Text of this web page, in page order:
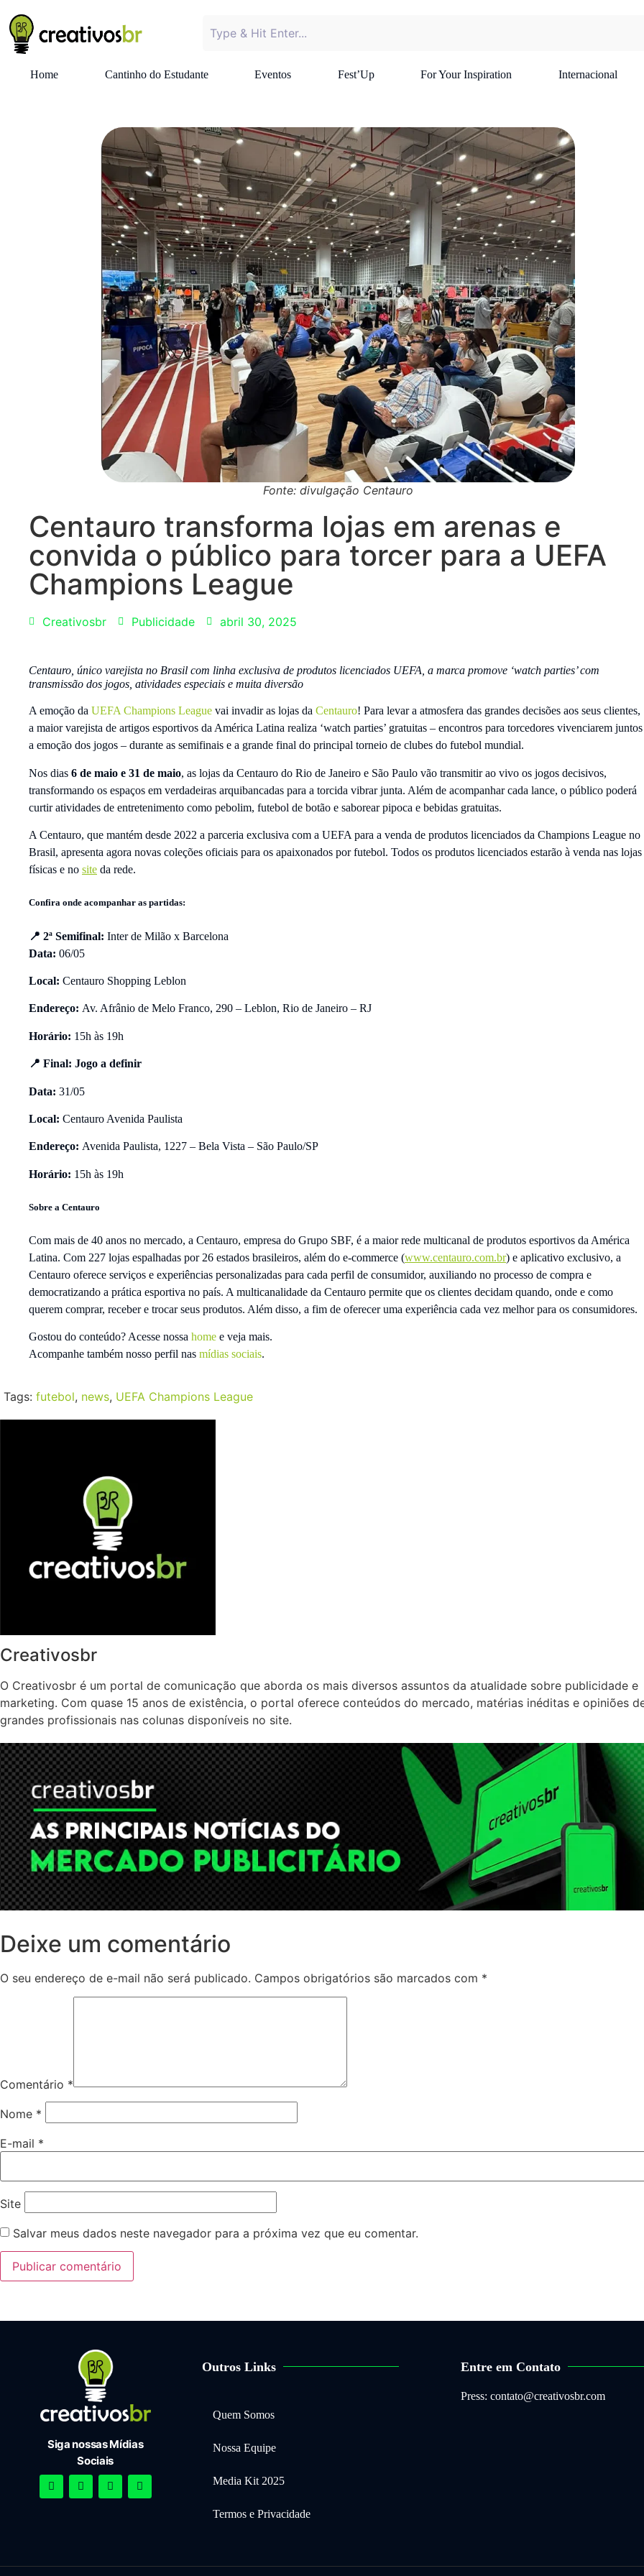
Home Cantinho do Estudante Eventos Fest’Up For Your Inspiration Internacional
Fonte: divulgação Centauro
Centauro transforma lojas em arenas e
convida o público para torcer para a UEFA
Champions League
Creativosbr Publicidade abril 30, 2025
Centauro, único varejista no Brasil com linha exclusiva de produtos licenciados UEFA, a marca promove ‘watch parties’ com
transmissão dos jogos, atividades especiais e muita diversão
A emoção da UEFA Champions League vai invadir as lojas da Centauro! Para levar a atmosfera das grandes decisões aos seus clientes,
a maior varejista de artigos esportivos da América Latina realiza ‘watch parties’ gratuitas – encontros para torcedores vivenciarem juntos
a emoção dos jogos – durante as semifinais e a grande final do principal torneio de clubes do futebol mundial.
Nos dias 6 de maio e 31 de maio, as lojas da Centauro do Rio de Janeiro e São Paulo vão transmitir ao vivo os jogos decisivos,
transformando os espaços em verdadeiras arquibancadas para a torcida vibrar junta. Além de acompanhar cada lance, o público poderá
curtir atividades de entretenimento como pebolim, futebol de botão e saborear pipoca e bebidas gratuitas.
A Centauro, que mantém desde 2022 a parceria exclusiva com a UEFA para a venda de produtos licenciados da Champions League no
Brasil, apresenta agora novas coleções oficiais para os apaixonados por futebol. Todos os produtos licenciados estarão à venda nas lojas
físicas e no site da rede.
Confira onde acompanhar as partidas:
📍 2ª Semifinal: Inter de Milão x Barcelona
Data: 06/05
Local: Centauro Shopping Leblon
Endereço: Av. Afrânio de Melo Franco, 290 – Leblon, Rio de Janeiro – RJ
Horário: 15h às 19h
📍 Final: Jogo a definir
Data: 31/05
Local: Centauro Avenida Paulista
Endereço: Avenida Paulista, 1227 – Bela Vista – São Paulo/SP
Horário: 15h às 19h
Sobre a Centauro
Com mais de 40 anos no mercado, a Centauro, empresa do Grupo SBF, é a maior rede multicanal de produtos esportivos da América
Latina. Com 227 lojas espalhadas por 26 estados brasileiros, além do e-commerce (www.centauro.com.br) e aplicativo exclusivo, a
Centauro oferece serviços e experiências personalizadas para cada perfil de consumidor, auxiliando no processo de compra e
democratizando a prática esportiva no país. A multicanalidade da Centauro permite que os clientes decidam quando, onde e como
querem comprar, receber e trocar seus produtos. Além disso, a fim de oferecer uma experiência cada vez melhor para os consumidores.
Gostou do conteúdo? Acesse nossa home e veja mais.
Acompanhe também nosso perfil nas mídias sociais.
Tags: futebol, news, UEFA Champions League
Creativosbr
O Creativosbr é um portal de comunicação que aborda os mais diversos assuntos da atualidade sobre publicidade e
marketing. Com quase 15 anos de existência, o portal oferece conteúdos do mercado, matérias inéditas e opiniões
grandes profissionais nas colunas disponíveis no site.
Deixe um comentário
O seu endereço de e-mail não será publicado. Campos obrigatórios são marcados com *
Comentário *
Nome *
E-mail *
Site
Salvar meus dados neste navegador para a próxima vez que eu comentar.
Siga nossas Mídias
Sociais
Outros Links
Quem Somos
Nossa Equipe
Media Kit 2025
Termos e Privacidade
Entre em Contato
Press: contato@creativosbr.com